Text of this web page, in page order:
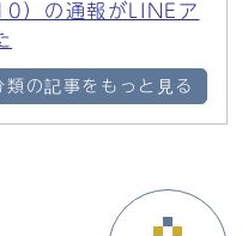
）の通報がLINEア
類の記事をもっと見る